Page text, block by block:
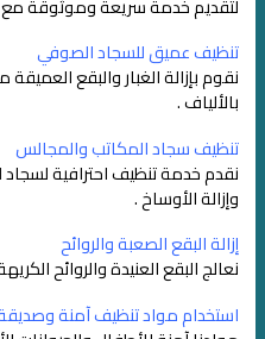
لتقديم خدمة سريعة وموثوقةمع
تنظيف عميق للسجاد الصوفي
نقوم بإزالة الغبار والبقع
بالألياف .
تنظيف سجاد المكاتب والمجالس
نقدم خدمة تنظيف احترافية
وإزالة الأوساخ .
إزالة البقع الصعبة والروائح
نعالج البقع العنيدة والروائح
استخدام مواد تنظيف آمنة وصديقة